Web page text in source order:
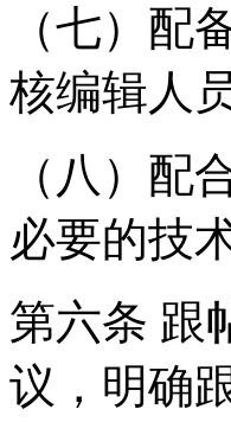
（七）配
核编辑人
（八）配
必要的技
第六条 跟
议，明确